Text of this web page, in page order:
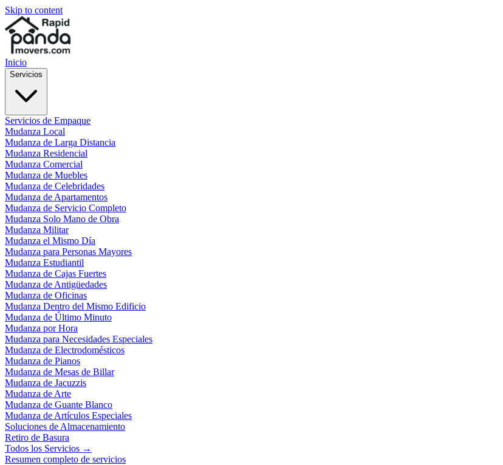
Skip to content
Inicio
Servicios
Servicios de Empaque
Mudanza Local
Mudanza de Larga Distancia
Mudanza Residencial
Mudanza Comercial
Mudanza de Muebles
Mudanza de Celebridades
Mudanza de Apartamentos
Mudanza de Servicio Completo
Mudanza Solo Mano de Obra
Mudanza Militar
Mudanza el Mismo Día
Mudanza para Personas Mayores
Mudanza Estudiantil
Mudanza de Cajas Fuertes
Mudanza de Antigüedades
Mudanza de Oficinas
Mudanza Dentro del Mismo Edificio
Mudanza de Último Minuto
Mudanza por Hora
Mudanza para Necesidades Especiales
Mudanza de Electrodomésticos
Mudanza de Pianos
Mudanza de Mesas de Billar
Mudanza de Jacuzzis
Mudanza de Arte
Mudanza de Guante Blanco
Mudanza de Artículos Especiales
Soluciones de Almacenamiento
Retiro de Basura
Todos los Servicios →
Resumen completo de servicios